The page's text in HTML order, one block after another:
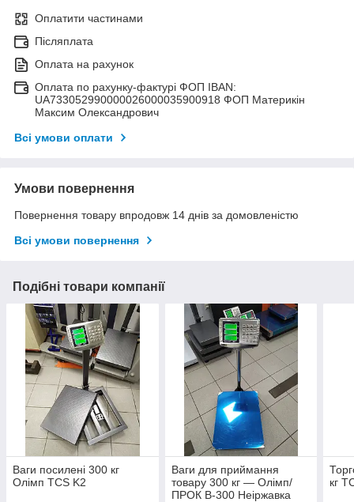
Оплатити частинами
Післяплата
Оплата на рахунок
Оплата по рахунку-фактурі ФОП IBAN:
UA733052990000026000035900918 ФОП Материкін
Максим Олександрович
Всі умови оплати
Умови повернення
Повернення товару впродовж 14 днів за домовленістю
Всі умови повернення
Подібні товари компанії
Ваги посилені 300 кг
Олімп TCS K2
Ваги для приймання
товару 300 кг — Олімп/
ПРОК В-300 Неіржавка
кг